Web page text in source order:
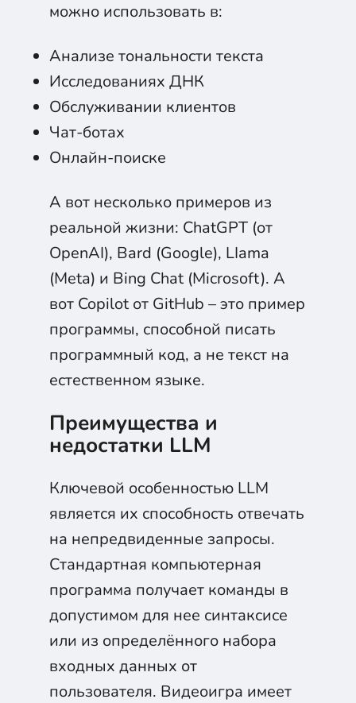
можно использовать в:
Анализе тональности текста
Исследованиях ДНК
Обслуживании клиентов
Чат-ботах
Онлайн-поиске
А вот несколько примеров из
реальной жизни: ChatGPT (от
OpenAI), Bard (Google), LIama
(Meta) и Bing Chat (Microsoft). А
вот Copilot от GitHub – это пример
программы, способной писать
программный код, а не текст на
естественном языке.
Преимущества и
недостатки LLM
Ключевой особенностью LLM
является их способность отвечать
на непредвиденные запросы.
Стандартная компьютерная
программа получает команды в
допустимом для нее синтаксисе
или из определённого набора
входных данных от
пользователя. Видеоигра имеет